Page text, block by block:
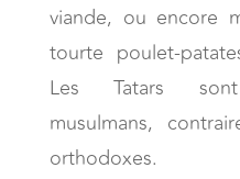
viande, ou encore
tourte poulet-
Les Tatars sont
musulmans,
orthodoxes.